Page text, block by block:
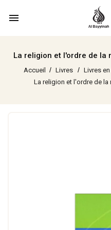
menu
La religion et l'ordre de la
Accueil Livres Livres
La religion et l'ordre de la